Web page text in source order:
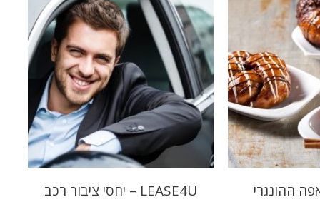
LEASE4U – יחסי ציבור רכב ההונגרי